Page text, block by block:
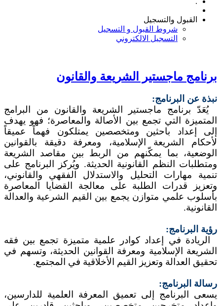
القبول والتسجيل
شروط القبول و التسجيل
التسجيل الالكتروني
برنامج ماجستير الشريعة والقانون
نبذة عن البرنامج:
يُعَدّ برنامج ماجستير الشريعة والقانون من البرامج
المتميزة التي تجمع بين الأصالة والمعاصرة؛ فهو يهدف
إلى إعداد باحثين ومتخصصين يمتلكون فهماً عميقاً
لأحكام الشريعة الإسلامية، ومعرفة دقيقة بالقوانين
الوضعية، بما يمكّنهم من الربط بين مقاصد الشريعة
ومتطلبات النظم القانونية الحديثة. ويُركز البرنامج على
تنمية مهارات التحليل والاستدلال الفقهي والقانوني،
وتعزيز قدرات الطلبة على معالجة القضايا المعاصرة
بأسلوب علمي متوازن يجمع بين القيم الشرعية والعدالة
القانونية.
رؤية البرنامج:
الريادة في إعداد كوادر علمية متميزة تجمع بين فقه
الشريعة الإسلامية ومعرفة القوانين الحديثة، وتسهم في
تحقيق العدالة وتعزيز القيم الأخلاقية في المجتمع.
رسالة البرنامج:
يسعى البرنامج إلى تعميق المعرفة العلمية للدارسين،